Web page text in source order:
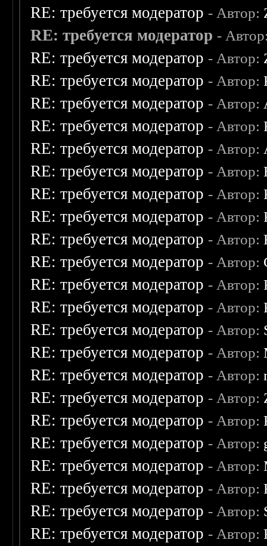
RE: требуется модератор - Автор:
RE: требуется модератор -
RE: требуется модератор - Автор:
RE: требуется модератор - Автор:
RE: требуется модератор - Автор:
RE: требуется модератор - Автор:
RE: требуется модератор - Автор:
RE: требуется модератор - Автор:
RE: требуется модератор - Автор:
RE: требуется модератор - Автор:
RE: требуется модератор - Автор:
RE: требуется модератор - Автор:
RE: требуется модератор - Автор:
RE: требуется модератор - Автор:
RE: требуется модератор - Автор:
RE: требуется модератор - Автор:
RE: требуется модератор - Автор:
RE: требуется модератор - Автор:
RE: требуется модератор - Автор:
RE: требуется модератор - Автор:
RE: требуется модератор - Автор:
RE: требуется модератор - Автор:
RE: требуется модератор - Автор:
RE: требуется модератор - Автор: